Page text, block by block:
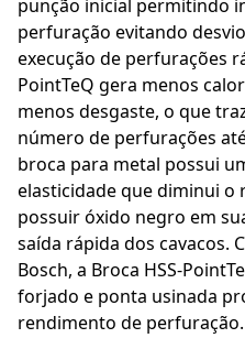
punção inicial permitindo
perfuração evitando
execução de perfurações
PointTeQ gera menos
menos desgaste, o que
número de perfurações
broca para metal possui
elasticidade que diminui o
possuir óxido negro em
saída rápida dos cavacos.
Bosch, a Broca HSS-
forjado e ponta usinada
rendimento de